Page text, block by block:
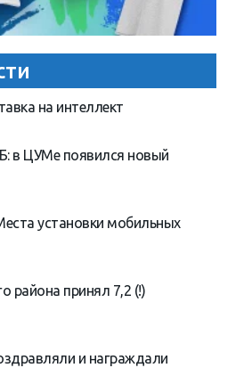
на интеллект
в ЦУМе появился новый
установки мобильных
района принял 7,2 (!)
и награждали